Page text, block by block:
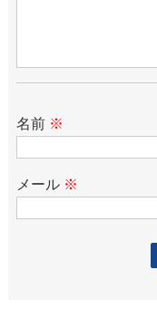
名前 ※
メール ※